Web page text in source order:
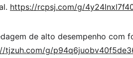
https://rcpsj.com/g/
de alto desempenho com
tjzuh.com/g/